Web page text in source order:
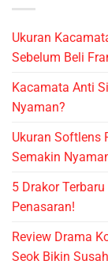
Ukuran
Sebelum Beli
Kacamata Anti
Nyaman?
Ukuran Softlens
Semakin
5 Drakor
Penasaran!
Review Drama
Seok Bikin